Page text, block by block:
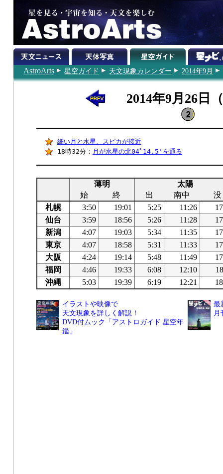
AstroArts 星空ガイド 天文現象カレンダー 2014年9月
2014年9月26日
細い月と水星、スピカが接近
18時32分： 月が水星の北04ﾟ14.5'を通る
薄明
太陽
始
終 出 南中
没
札幌
3:50 19:01 5:25 11:26
仙台
3:59 18:56 5:26 11:28
新潟
4:07 19:03 5:34 11:35
東京
4:07 18:58 5:31 11:33
大阪
4:24 19:14 5:48 11:49
福岡
4:46 19:33 6:08 12:10
沖縄
5:03 19:39 6:19 12:21
イラストや映像で
天文現象を詳しく解説！
DVD付ムック「アストロガイド 星空年
鑑」
最
月